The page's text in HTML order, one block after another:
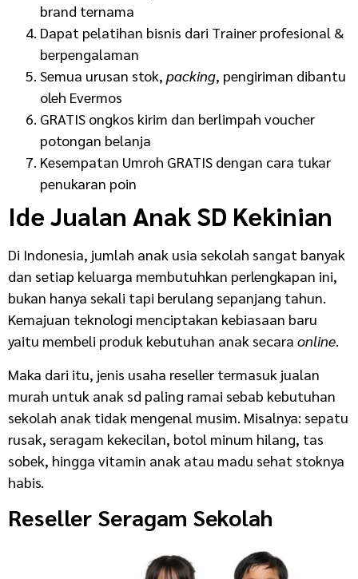
brand ternama
Dapat pelatihan bisnis dari Trainer profesional &
berpengalaman
Semua urusan stok, packing, pengiriman dibantu
oleh Evermos
GRATIS ongkos kirim dan berlimpah voucher
potongan belanja
Kesempatan Umroh GRATIS dengan cara tukar
penukaran poin
Ide Jualan Anak SD Kekinian
Di Indonesia, jumlah anak usia sekolah sangat banyak
dan setiap keluarga membutuhkan perlengkapan ini,
bukan hanya sekali tapi berulang sepanjang tahun.
Kemajuan teknologi menciptakan kebiasaan baru
yaitu membeli produk kebutuhan anak secara online.
Maka dari itu, jenis usaha reseller termasuk jualan
murah untuk anak sd paling ramai sebab kebutuhan
sekolah anak tidak mengenal musim. Misalnya: sepatu
rusak, seragam kekecilan, botol minum hilang, tas
sobek, hingga vitamin anak atau madu sehat stoknya
habis.
Reseller Seragam Sekolah